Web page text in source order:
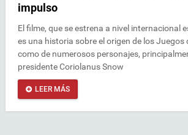
impulso
El filme, que se estrena a nivel internacional
es una historia sobre el origen de los Juegos
como de numerosos personajes,
presidente Coriolanus Snow
LEER MÁS